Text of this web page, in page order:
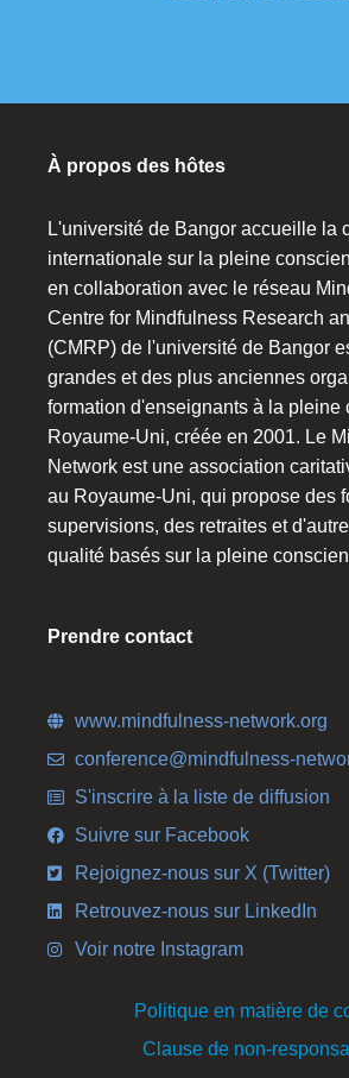
À propos des hôtes
L'université de Bangor accueille la
internationale sur la pleine
en collaboration avec le réseau
Centre for Mindfulness Research
(CMRP) de l'université de Bangor
grandes et des plus anciennes
formation d'enseignants à la pleine
Royaume-Uni, créée en 2001. Le
Network est une association
au Royaume-Uni, qui propose des
supervisions, des retraites et
qualité basés sur la pleine
Prendre contact
www.mindfulness-network.org
conference@mindfulness-
S'inscrire à la liste de diffusion
Suivre sur Facebook
Rejoignez-nous sur X (Twitter)
Retrouvez-nous sur LinkedIn
Voir notre Instagram
Politique en matière de
Clause de non-